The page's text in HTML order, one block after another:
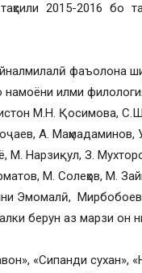
2015-2016 бо
фаъолона
намоёни илми
М.Н. Қосимова,
А. Маҳмадаминов,
М. Нарзиқул, З.
М. Солеҳов, М.
Эмомалӣ,
берун аз марзи он
«Сипанди сухан»,